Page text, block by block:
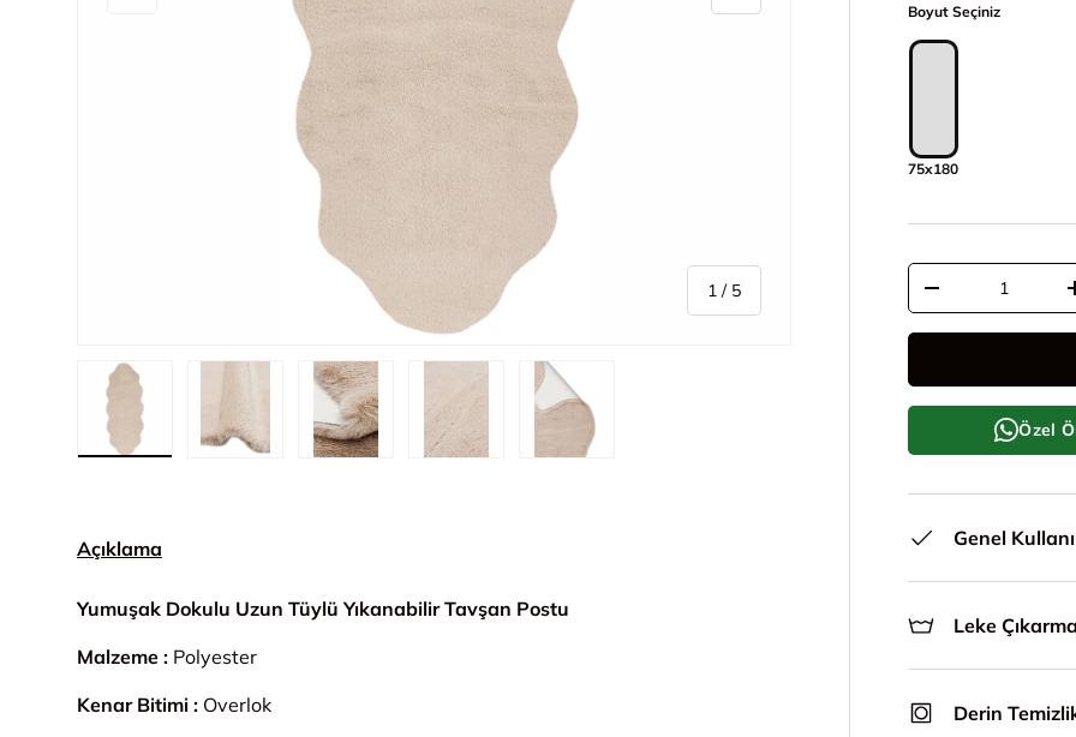
1 / /5
Boyut Seçiniz
75x180
Adet
Adeti azalt
Özel
Genel
Leke Çıkarma
Derin
Açıklama
Yumuşak Dokulu Uzun Tüylü Yıkanabilir Tavşan Postu
Malzeme : Polyester
Kenar Bitimi : Overlok